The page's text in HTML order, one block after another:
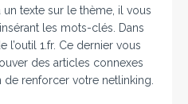
texte sur le thème, il vous
les mots-clés. Dans
l’outil 1.fr. Ce dernier vous
des articles connexes
renforcer votre netlinking.